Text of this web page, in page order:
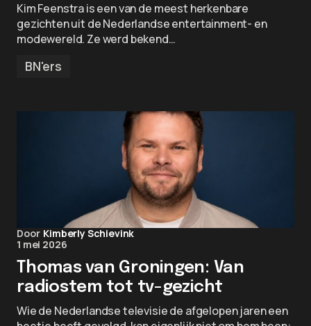
Kim Feenstra is een van de meest herkenbare
gezichten uit de Nederlandse entertainment- en
modewereld. Ze werd bekend…
BN'ers
Door Kimberly Schievink
1 mei 2026
Thomas van Groningen: Van
radiostem tot tv-gezicht
Wie de Nederlandse televisie de afgelopen jaren een